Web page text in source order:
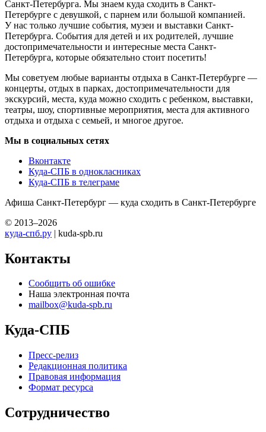
Санкт-Петербурга. Мы знаем куда сходить в Санкт-
Петербурге с девушкой, с парнем или большой компанией.
У нас только лучшие события, музеи и выставки Санкт-
Петербурга. События для детей и их родителей, лучшие
достопримечательности и интересные места Санкт-
Петербурга, которые обязательно стоит посетить!
Мы советуем любые варианты отдыха в Санкт-Петербурге —
концерты, отдых в парках, достопримечательности для
экскурсий, места, куда можно сходить с ребенком, выставки,
театры, шоу, спортивные мероприятия, места для активного
отдыха и отдыха с семьей, и многое другое.
Мы в социальных сетях
Вконтакте
Куда-СПБ в однокласниках
Куда-СПБ в телеграме
Афиша Санкт-Петербург — куда сходить в Санкт-Петербурге
© 2013–2026
куда-спб.ру | kuda-spb.ru
Контакты
Сообщить об ошибке
Наша электронная почта
mailbox@kuda-spb.ru
Куда-СПБ
Пресс-релиз
Редакционная политика
Правовая информация
Формат ресурса
Сотрудничество